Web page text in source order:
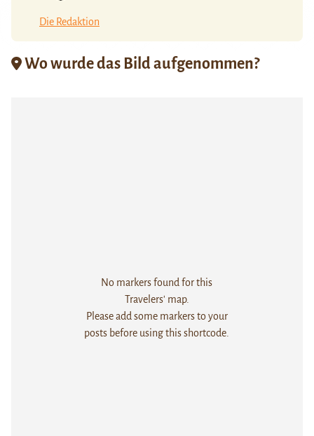
Die Redaktion
Wo wurde das Bild aufgenommen?
No markers found for this
Travelers' map.
Please add some markers to your
posts before using this shortcode.